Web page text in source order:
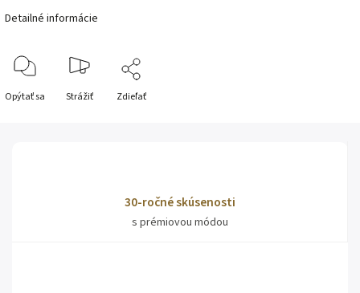
Detailné informácie
Opýtať sa Strážiť Zdieľať
30-ročné skúsenosti
s prémiovou módou